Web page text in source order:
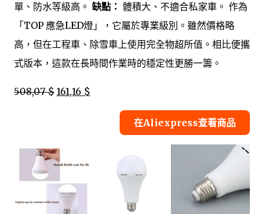
單、防水等級高。 缺點： 體積大、不適合私家車。 作為
「TOP 應急LED燈」，它屬於專業級別。雖然價格略
高，但在工程車、除雪車上使用完全物超所值。相比便攜
式版本，這款在長時間作業時的穩定性更勝一籌。
508,07 $ 161,16 $
在Aliexpress查看商品